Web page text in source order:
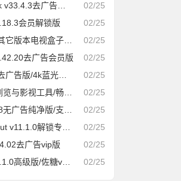
02/25
去广告解除封锁版
02/25
会员解锁版
02/25
盒子版|速度飞快，即点即播
02/25
去广告会员版
02/25
版/4k蓝光画质秒播
02/25
工具/畅享全网/精品影视
02/25
纯净版/支持安装插件
02/25
解锁专业版
02/25
去广告vip版
02/25
/佐糖v1.6.6会员解锁版